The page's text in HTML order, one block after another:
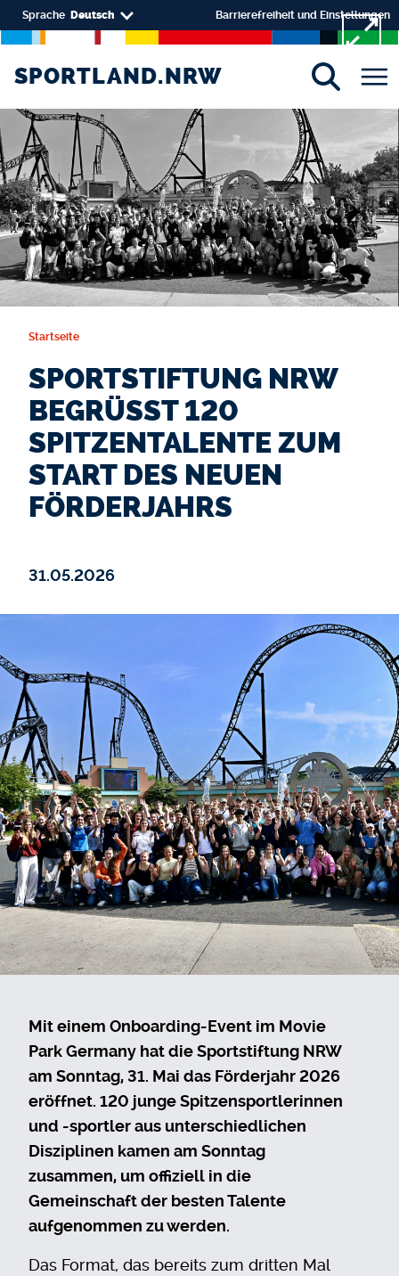
Direkt zum Inhalt
Select your language
Sprache Deutsch Barrierefreiheit und Einstellungen
SPORTLAND.NRW
SPORTLAND.NRW
Startseite
SPORTSTIFTUNG NRW
BEGRÜSST 120 S
PITZENTALENTE ZUM S
TART DES NEUEN F
ÖRDERJAHRS
31.05.2026
Mit einem Onboarding-Event im Movie
Park Germany hat die Sportstiftung NRW
am Sonntag, 31. Mai das Förderjahr 2026
eröffnet. 120 junge Spitzensportlerinnen
und -sportler aus unterschiedlichen
Disziplinen kamen am Sonntag
zusammen, um offiziell in die
Gemeinschaft der besten Talente
aufgenommen zu werden.
Das Format, das bereits zum dritten Mal